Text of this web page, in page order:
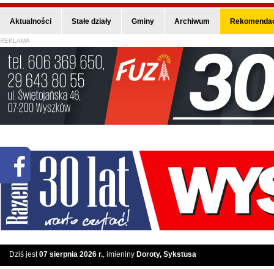
Aktualności Stałe działy Gminy Archiwum
REKLAMA
Dziś jest07 sierpnia 2026 r., imieniny Doroty, Sykstusa